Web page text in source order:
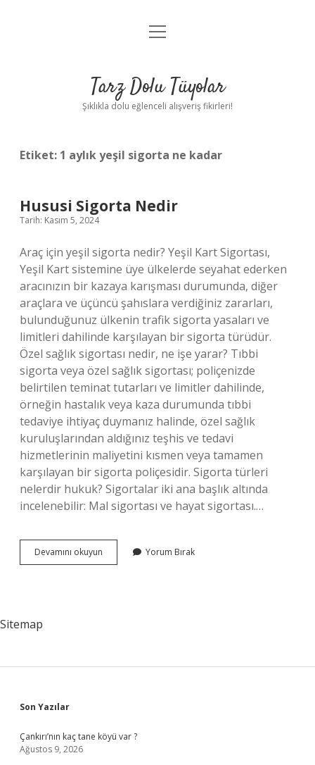
Anasayfa
Yasal Uyarı
menüyü
Tarz Dolu Tüyolar
Şıklıkla dolu eğlenceli alışveriş fikirleri!
Etiket: 1 aylık yeşil sigorta ne kadar
Hususi Sigorta Nedir
Tarih: Kasım 5, 2024
Araç için yeşil sigorta nedir? Yeşil Kart Sigortası,
Yeşil Kart sistemine üye ülkelerde seyahat ederken
aracınızın bir kazaya karışması durumunda, diğer
araçlara ve üçüncü şahıslara verdiğiniz zararları,
bulunduğunuz ülkenin trafik sigorta yasaları ve
limitleri dahilinde karşılayan bir sigorta türüdür.
Özel sağlık sigortası nedir, ne işe yarar? Tıbbi
sigorta veya özel sağlık sigortası; poliçenizde
belirtilen teminat tutarları ve limitler dahilinde,
örneğin hastalık veya kaza durumunda tıbbi
tedaviye ihtiyaç duymanız halinde, özel sağlık
kuruluşlarından aldığınız teşhis ve tedavi
hizmetlerinin maliyetini kısmen veya tamamen
karşılayan bir sigorta poliçesidir. Sigorta türleri
nelerdir hukuk? Sigortalar iki ana başlık altında
incelenebilir: Mal sigortası ve hayat sigortası.…
Devamını okuyun
Sigorta
Yorum Bırak
Sitemap
Sidebar
Son Yazılar
Çankırı’nın kaç tane köyü var ?
Ağustos 9, 2026